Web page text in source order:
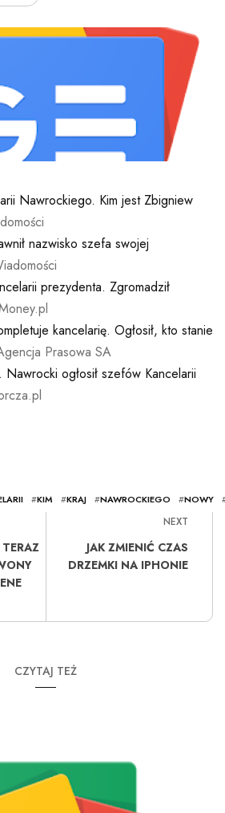
Nawrockiego. Kim jest Zbigniew
nazwisko szefa swojej
prezydenta. Zgromadził
kancelarię. Ogłosił, kto stanie
Prasowa SA
Nawrocki ogłosił szefów Kancelarii
#KIM #KRAJ #NAWROCKIEGO #NOWY
NEXT
JAK ZMIENIĆ CZAS
DRZEMKI NA IPHONIE
CZYTAJ TEŻ